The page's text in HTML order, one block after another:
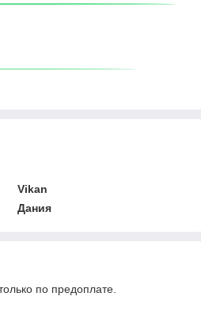
Vikan
Дания
по предоплате.